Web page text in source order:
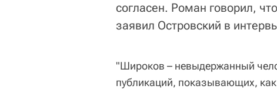
согласен. Роман говорил,
заявил Островский в
"Широков – невыдержанный
публикаций, показывающих,